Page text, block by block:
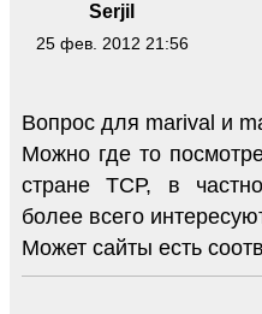
Serjil
25 фев. 2012 21:56
Вопрос для marival и
Можно где то
стране ТСР, в
более всего
Может сайты есть